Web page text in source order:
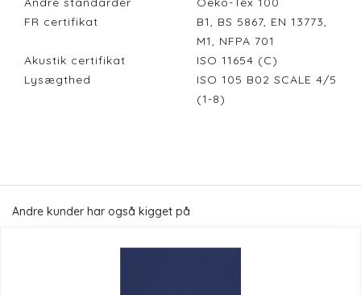
FR certifikat
B1, BS 5867, EN 13773,
M1, NFPA 701
Akustik certifikat
ISO 11654 (C)
Lysægthed
ISO 105 B02 SCALE 4/5
(1-8)
Andre kunder har også kigget på